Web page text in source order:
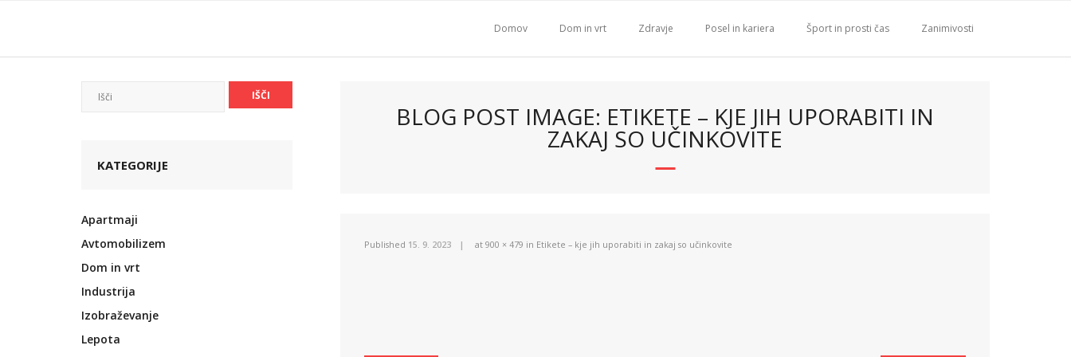
Domov Dom in vrt Zdravje Posel in kariera Šport in prosti čas Zanimivosti
BLOG POST IMAGE: ETIKETE – KJE JIH UPORABITI IN
ZAKAJ SO UČINKOVITE
Published 15. 9. 2023 at 900 × 479 in Etikete – kje jih uporabiti in zakaj so učinkovite
KATEGORIJE
Apartmaji
Avtomobilizem
Dom in vrt
Industrija
Izobraževanje
Lepota